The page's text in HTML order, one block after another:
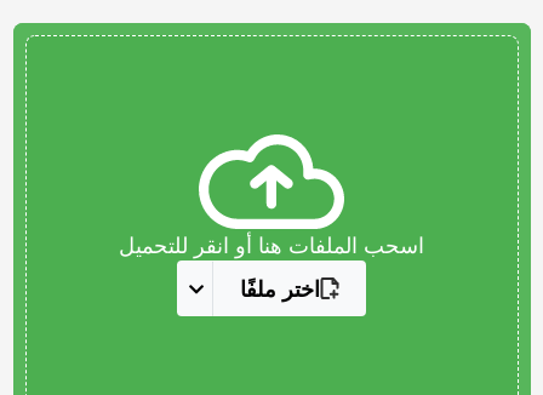
اسحب الملفات هنا أو انقر للتحميل
اختر ملفًا